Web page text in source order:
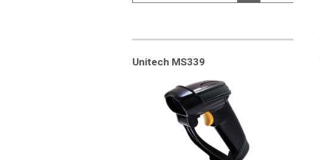
Unitech MS339